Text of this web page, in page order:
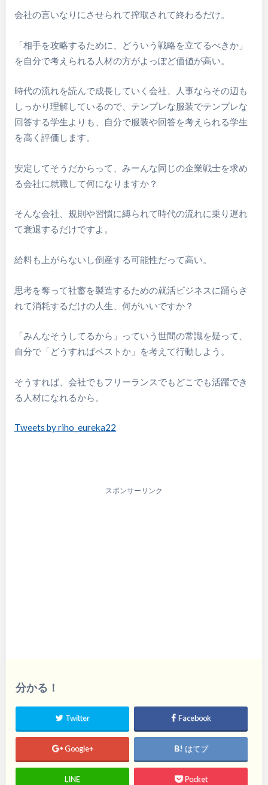
会社の言いなりにさせられて搾取されて終わるだけ。
「相手を攻略するために、どういう戦略を立てるべきか」
を自分で考えられる人材の方がよっぽど価値が高い。
時代の流れを読んで成長していく会社、人事ならその辺も
しっかり理解しているので、テンプレな服装でテンプレな
回答する学生よりも、自分で服装や回答を考えられる学生
を高く評価します。
安定してそうだからって、みーんな同じの企業戦士を求め
る会社に就職して何になりますか？
そんな会社、規則や習慣に縛られて時代の流れに乗り遅れ
て衰退するだけですよ。
給料も上がらないし倒産する可能性だって高い。
思考を奪って社蓄を製造するための就活ビジネスに踊らさ
れて消耗するだけの人生、何がいいですか？
「みんなそうしてるから」っていう世間の常識を疑って、
自分で「どうすればベストか」を考えて行動しよう。
そうすれば、会社でもフリーランスでもどこでも活躍でき
る人材になれるから。
Tweets by riho_eureka22
スポンサーリンク
分かる！
Twitter Facebook
Google+ はてブ
LINE Pocket